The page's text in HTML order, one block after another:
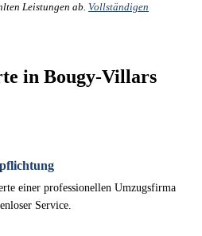
Leistungen ab. Vollständigen
in Bougy-Villars
einer professionellen Umzugsfirma
Service.